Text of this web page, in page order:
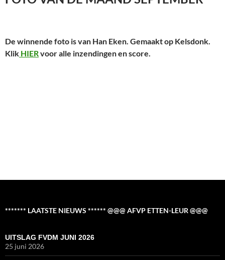
De winnende foto is van Han Eken. Gemaakt op Kelsdonk.
Klik HIERvoor alle inzendingen en score.
******* LAATSTE NIEUWS ****** @@@ AFVP ETTEN-LEUR @@@
UITSLAG FVDM JUNI 2026
25 juni 2026